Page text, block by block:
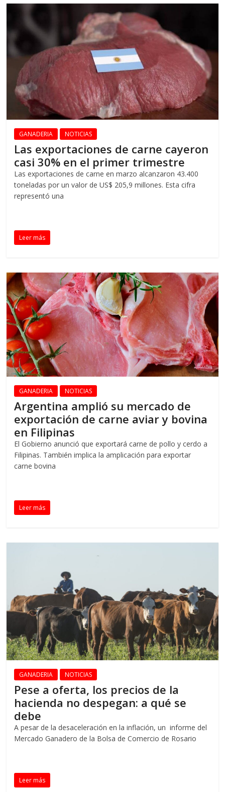
GANADERIA NOTICIAS
Las exportaciones de carne cayeron
casi 30% en el primer trimestre
Las exportaciones de carne en marzo alcanzaron 43.400
toneladas por un valor de US$ 205,9 millones. Esta cifra
representó una
Leer más
GANADERIA NOTICIAS
Argentina amplió su mercado de
exportación de carne aviar y bovina
en Filipinas
El Gobierno anunció que exportará carne de pollo y cerdo a
Filipinas. También implica la amplicación para exportar
carne bovina
Leer más
GANADERIA NOTICIAS
Pese a oferta, los precios de la
hacienda no despegan: a qué se
debe
A pesar de la desaceleración en la inflación, un informe del
Mercado Ganadero de la Bolsa de Comercio de Rosario
Leer más